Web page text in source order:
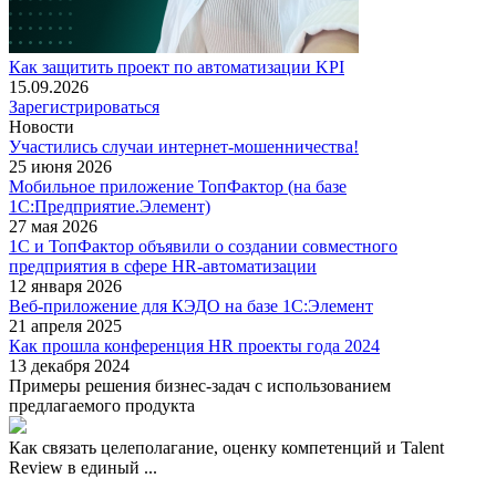
Как защитить проект по автоматизации KPI
15.09.2026
Зарегистрироваться
Новости
Участились случаи интернет-мошенничества!
25 июня 2026
Мобильное приложение ТопФактор (на базе
1С:Предприятие.Элемент)
27 мая 2026
1С и ТопФактор объявили о создании совместного
предприятия в сфере HR-автоматизации
12 января 2026
Веб-приложение для КЭДО на базе 1С:Элемент
21 апреля 2025
Как прошла конференция HR проекты года 2024
13 декабря 2024
Примеры решения бизнес-задач с использованием
предлагаемого продукта
Как связать целеполагание, оценку компетенций и Talent
Review в единый ...